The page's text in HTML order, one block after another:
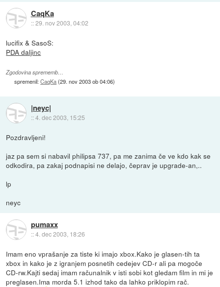
CaqKa
::29. nov 2003, 04:02
lucifix & SasoS:
PDA daljinc
Zgodovina sprememb…
spremenil:CaqKa(29. nov 2003 ob 04:06)
|neyc|
::4. dec 2003, 15:25
Pozdravljeni!
jaz pa sem si nabavil philipsa 737, pa me zanima če ve kdo kak se
odkodira, pa zakaj podnapisi ne delajo, čeprav je upgrade-an,..
lp
neyc
pumaxx
::4. dec 2003, 18:26
Imam eno vprašanje za tiste ki imajo xbox.Kako je glasen-tih ta
xbox in kako je z igranjem posnetih cedejev CD-r ali pa mogoče
CD-rw.Kajti sedaj imam računalnik v isti sobi kot gledam film in mi je
preglasen.Ima morda 5.1 izhod tako da lahko priklopim rač.